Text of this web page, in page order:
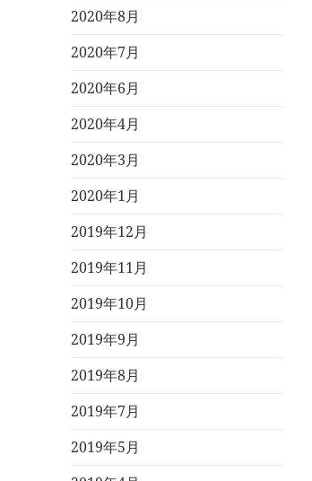
2020年8月
2020年7月
2020年6月
2020年4月
2020年3月
2020年1月
2019年12月
2019年11月
2019年10月
2019年9月
2019年8月
2019年7月
2019年5月